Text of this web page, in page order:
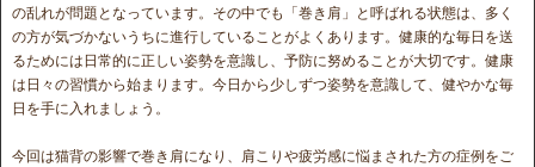
の乱れが問題となっています。その中でも「巻き肩」と呼ばれる状態は、多く
の方が気づかないうちに進行していることがよくあります。健康的な毎日を送
るためには日常的に正しい姿勢を意識し、予防に努めることが大切です。健康
は日々の習慣から始まります。今日から少しずつ姿勢を意識して、健やかな毎
日を手に入れましょう。
今回は猫背の影響で巻き肩になり、肩こりや疲労感に悩まされた方の症例をご